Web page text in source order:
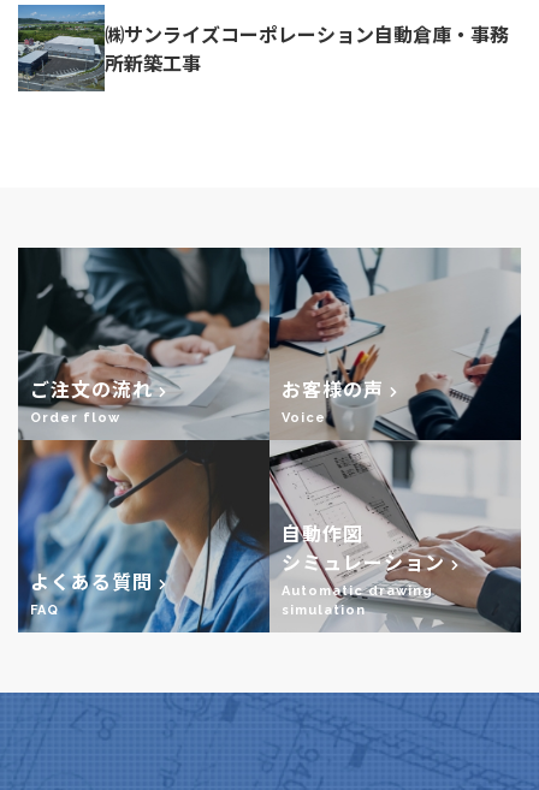
㈱サンライズコーポレーション自動倉庫・事務
所新築工事
ご注文の流れ
Order flow
お客様の声
Voice
よくある質問
FAQ
自動作図
シミュレーション
Automatic drawing
simulation